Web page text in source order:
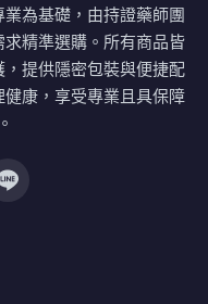
為基礎，由持證藥師團
精準選購。所有商品皆
提供隱密包裝與便捷配
康，享受專業且具保障